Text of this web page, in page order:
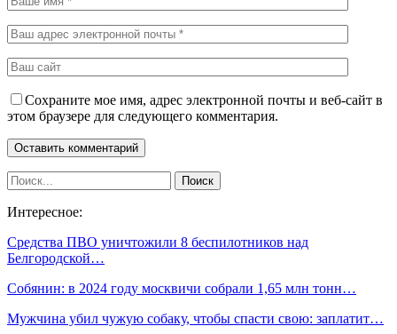
Сохраните мое имя, адрес электронной почты и веб-сайт в
этом браузере для следующего комментария.
Интересное:
Средства ПВО уничтожили 8 беспилотников над
Белгородской…
Собянин: в 2024 году москвичи собрали 1,65 млн тонн…
Мужчина убил чужую собаку, чтобы спасти свою: заплатит…